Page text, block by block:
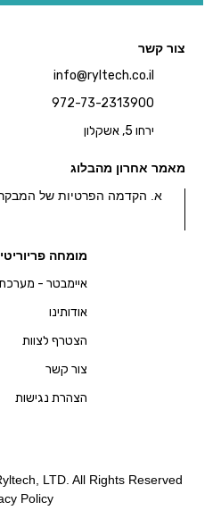
צור קשר
info@ryltech.co.il
972-73-2313900
ירחו 5, אשקלון
מאמר אחרון מהבלוג
א. הקדמה הפרטיות של
מומחה פריוריטי
איימבטר -
אודותינו
הצטרף לצוות
צור קשר
הצהרת נגישות
LTD. All Rights Reserved
Policy